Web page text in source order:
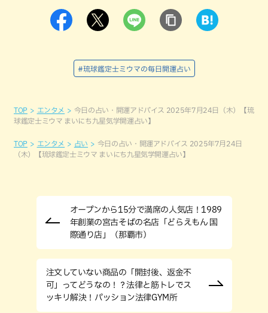
#琉球鑑定士ミウマの毎日開運占い
TOP エンタメ
今日の占い・開運アドバイス 2025年7月24日（木）【琉
球鑑定士ミウマ まいにち九星気学開運占い】
TOP エンタメ 占い
今日の占い・開運アドバイス 2025年7月24日
（木）【琉球鑑定士ミウマ まいにち九星気学開運占い】
オープンから15分で満席の人気店！1989
年創業の宮古そばの名店「どらえもん 国
際通り店」（那覇市）
注文していない商品の「開封後、返金不
可」ってどうなの！？法律と筋トレでス
ッキリ解決！パッション法律GYM所